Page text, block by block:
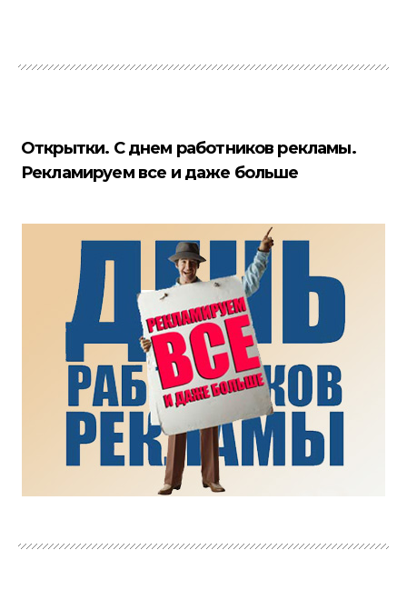
Открытки. С днем работников рекламы.
Рекламируем все и даже больше